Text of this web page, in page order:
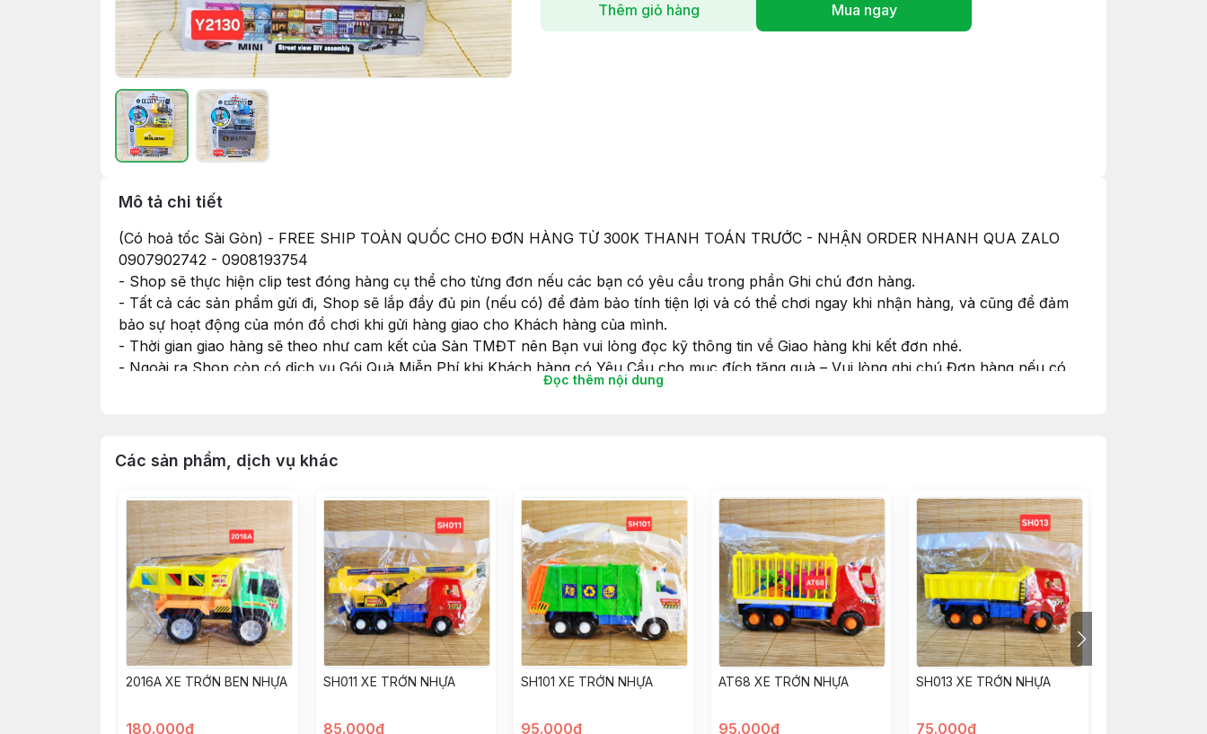
Thêm giỏ hàng Mua ngay
Mô tả chi tiết
(Có hoả tốc Sài Gòn) - FREE SHIP TOÀN QUỐC CHO ĐƠN HÀNG TỪ 300K THANH TOÁN TRƯỚC - NHẬN ORDER NHANH QUA ZALO
0907902742 - 0908193754
- Shop sẽ thực hiện clip test đóng hàng cụ thể cho từng đơn nếu các bạn có yêu cầu trong phần Ghi chú đơn hàng.
- Tất cả các sản phẩm gửi đi, Shop sẽ lắp đầy đủ pin (nếu có) để đảm bảo tính tiện lợi và có thể chơi ngay khi nhận hàng, và cũng để đảm
bảo sự hoạt động của món đồ chơi khi gửi hàng giao cho Khách hàng của mình.
- Thời gian giao hàng sẽ theo như cam kết của Sàn TMĐT nên Bạn vui lòng đọc kỹ thông tin về Giao hàng khi kết đơn nhé.
- Ngoài ra Shop còn có dịch vụ Gói Quà Miễn Phí khi Khách hàng có Yêu Cầu cho mục đích tặng quà – Vui lòng ghi chú Đơn hàng nếu có
Đọc thêm nội dung
Các sản phẩm, dịch vụ khác
2016A XE TRỚN BEN NHỰA
180.000đ
SH011 XE TRỚN NHỰA
85.000đ
SH101 XE TRỚN NHỰA
95.000đ
AT68 XE TRỚN NHỰA
95.000đ
SH013 XE TRỚN NHỰA
75.000đ